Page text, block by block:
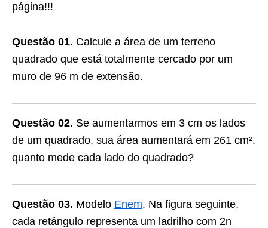
página!!!
Questão 01. Calcule a área de um terreno
quadrado que está totalmente cercado por um
muro de 96 m de extensão.
Questão 02. Se aumentarmos em 3 cm os lados
de um quadrado, sua área aumentará em 261 cm².
quanto mede cada lado do quadrado?
Questão 03. Modelo Enem. Na figura seguinte,
cada retângulo representa um ladrilho com 2n